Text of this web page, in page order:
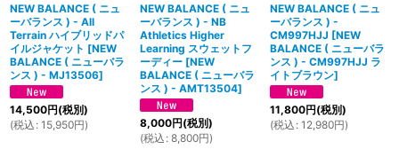
NEW BALANCE ( ニュ
ーバランス ) - All
Terrain ハイブリッドパ
イルジャケット [NEW
BALANCE ( ニューバラ
ンス ) - MJ13506]
14,500円(税別)
(税込 : 15,950円)
NEW BALANCE ( ニュ
ーバランス ) - NB
Athletics Higher
Learning スウェットフ
ーディー [NEW
BALANCE ( ニューバラ
ンス ) - AMT13504]
8,000円(税別)
(税込 : 8,800円)
NEW BALANCE ( ニュ
ーバランス ) -
CM997HJJ [NEW
BALANCE ( ニューバラ
ンス ) - CM997HJJ ラ
イトブラウン]
11,800円(税別)
(税込 : 12,980円)